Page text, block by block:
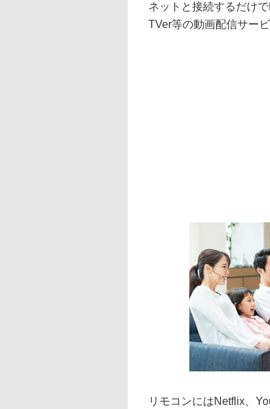
ネットと接続するだけ
TVer等の動画配信サー
リモコンにはNetflix、